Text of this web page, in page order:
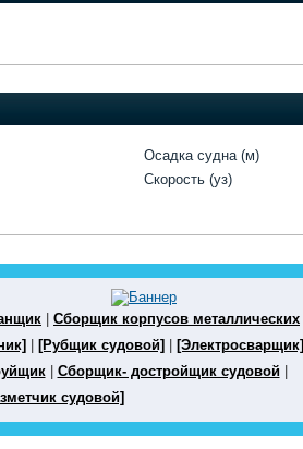
Осадка судна (м)
Скорость (уз)
Сборщик корпусов металлических
[Рубщик судовой] [Электросварщик]
| Сборщик- достройщик судовой|
судовой]